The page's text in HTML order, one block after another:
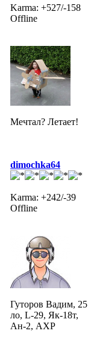
Karma: +527/-158
Offline
Мечтал? Летает!
dimochka64
Karma: +242/-39
Offline
Гуторов Вадим, 25
ло, L-29, Як-18т,
Ан-2, АХР